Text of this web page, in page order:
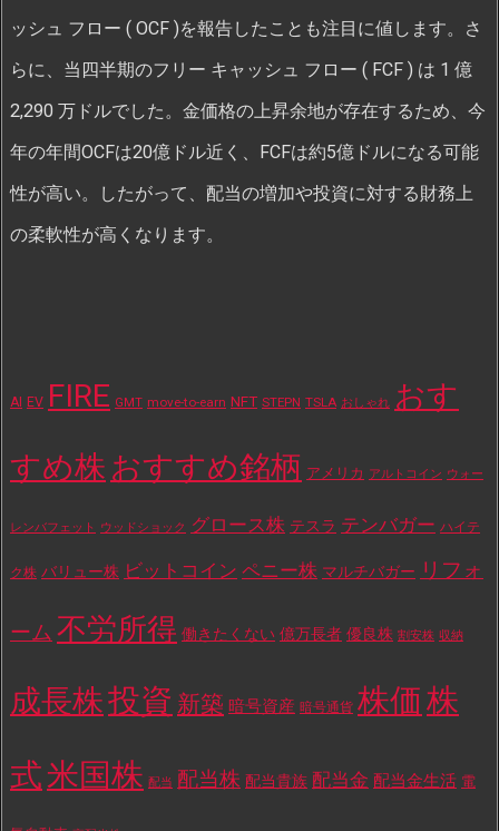
ッシュ フロー ( OCF )を報告したことも注目に値します。さ
らに、当四半期のフリー キャッシュ フロー ( FCF ) は 1 億
2,290 万ドルでした。金価格の上昇余地が存在するため、今
年の年間OCFは20億ドル近く、FCFは約5億ドルになる可能
性が高い。したがって、配当の増加や投資に対する財務上
の柔軟性が高くなります。
AI EV FIRE GMT move-to-earn NFT STEPN TSLA おしゃれ おす
すめ株 おすすめ銘柄 アメリカ アルトコイン ウォー
レンバフェット ウッドショック グロース株 テスラ テンバガー ハイテ
ク株 バリュー株 ビットコイン ペニー株 マルチバガー リフォ
ーム 不労所得 働きたくない 億万長者 優良株 割安株 収納
成長株投資 新築 暗号資産 暗号通貨 株価株
式米国株 配当 配当株 配当貴族 配当金 配当金生活 電